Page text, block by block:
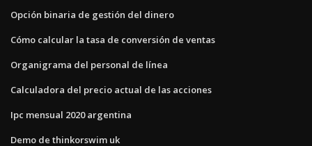
Opción binaria de gestión del dinero
Cómo calcular la tasa de conversión de ventas
Organigrama del personal de línea
Calculadora del precio actual de las acciones
Ipc mensual 2020 argentina
Demo de thinkorswim uk